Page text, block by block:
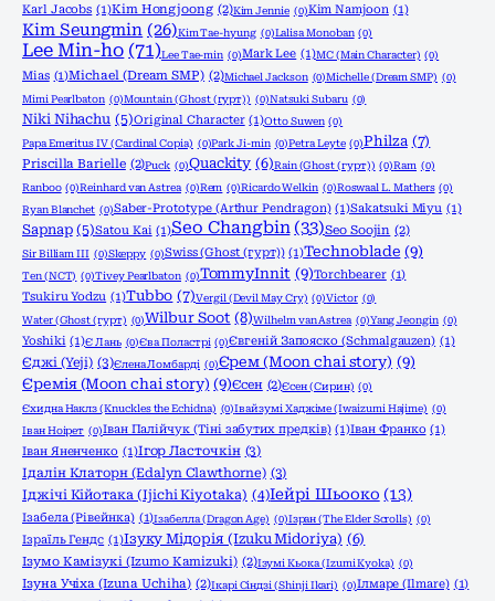
Karl Jacobs (1)Kim Hongjoong (2)Kim Jennie (0)Kim Namjoon (1)
Kim Seungmin (26)Kim Tae-hyung (0)Lalisa Monoban (0)
Lee Min-ho (71)Lee Tae-min (0)Mark Lee (1)MC (Main Character) (0)
Mias (1)Michael (Dream SMP) (2)Michael Jackson (0)Michelle (Dream SMP) (0)
Mimi Pearlbaton (0)Mountain (Ghost (гурт)) (0)Natsuki Subaru (0)
Niki Nihachu (5)Original Character (1)Otto Suwen (0)
Papa Emeritus IV (Cardinal Copia) (0)Park Ji-min (0)Petra Leyte (0)Philza (7)
Priscilla Barielle (2)Puck (0)Quackity (6)Rain (Ghost (гурт)) (0)Ram (0)
Ranboo (0)Reinhard van Astrea (0)Rem (0)Ricardo Welkin (0)Roswaal L. Mathers (0)
Ryan Blanchet (0)Saber-Prototype (Arthur Pendragon) (1)Sakatsuki Miyu (1)
Sapnap (5)Satou Kai (1)Seo Changbin (33)Seo Soojin (2)
Sir Billiam III (0)Skeppy (0)Swiss (Ghost (гурт)) (1)Technoblade (9)
Ten (NCT) (0)Tivey Pearlbaton (0)TommyInnit (9)Torchbearer (1)
Tsukiru Yodzu (1)Tubbo (7)Vergil (Devil May Cry) (0)Victor (0)
Water (Ghost (гурт) (0)Wilbur Soot (8)Wilhelm van Astrea (0)Yang Jeongin (0)
Yoshiki (1)Є Лань (0)Єва Поластрі (0)Євгеній Запояско (Schmalgauzen) (1)
Єджі (Yeji) (3)Єлена Ломбарді (0)Єрем (Moon chai story) (9)
Єремія (Moon chai story) (9)Єсен (2)Єсен (Сирин) (0)
Єхидна Наклз (Knuckles the Echidna) (0)Івайзумі Хаджіме (Iwaizumi Hajime) (0)
Іван Ноірет (0)Іван Палійчук (Тіні забутих предків) (1)Іван Франко (1)
Іван Яненченко (1)Ігор Ласточкін (3)
Ідалін Клаторн (Edalyn Clawthorne) (3)
Іджічі Кійотака (Ijichi Kiyotaka) (4)Іейрі Шьооко (13)
Ізабела (Рівейнка) (1)Ізабелла (Dragon Age) (0)Ізран (The Elder Scrolls) (0)
Ізраїль Гендс (1)Ізуку Мідорія (Izuku Midoriya) (6)
Ізумо Камізукі (Izumo Kamizuki) (2)Ізумі Кьока (Izumi Kyoka) (0)
Ізуна Учіха (Izuna Uchiha) (2)Ікарі Сіндзі (Shinji Ikari) (0)Ілмаре (Ilmare) (1)